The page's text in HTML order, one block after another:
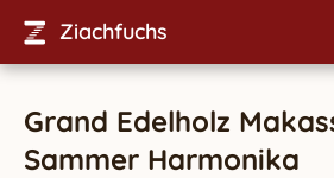
Ziachfuchs
Grand Edelholz
Sammer Harmonika